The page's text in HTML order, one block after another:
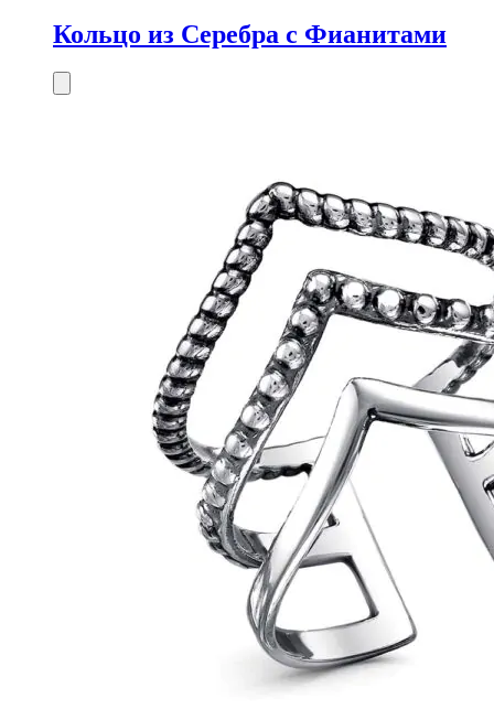
Кольцо из Серебра с Фианитами